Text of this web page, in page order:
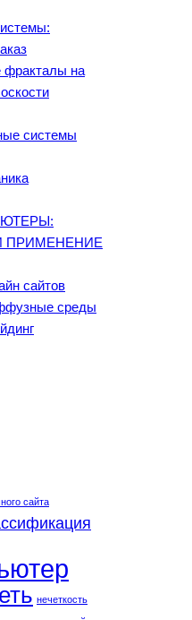
фракталы на
системы
ПРИМЕНЕНИЕ
сайтов
среды
сайта
нечеткость